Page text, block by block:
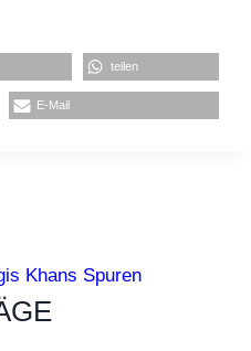
teilen
E-Mail
Khans Spuren